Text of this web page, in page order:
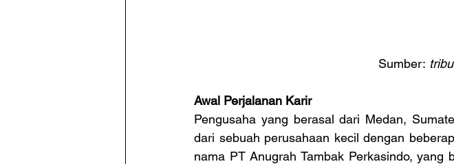
Sumber:
Awal Perjalanan Karir
Pengusaha yang berasal dari Medan,
dari sebuah perusahaan kecil dengan
nama PT Anugrah Tambak Perkasindo,